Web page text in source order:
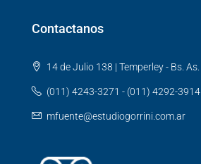
Contactanos
14 de Julio 138 | Temperley - Bs. As.
(011) 4243-3271 - (011) 4292-3914
mfuente@estudiogorrini.com.ar